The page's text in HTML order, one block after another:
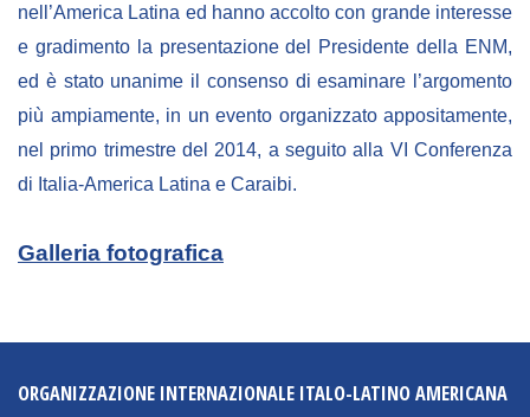
nell’America Latina ed hanno accolto con grande interesse
e gradimento la presentazione del Presidente della ENM,
ed è stato unanime il consenso di esaminare l’argomento
più ampiamente, in un evento organizzato appositamente,
nel primo trimestre del 2014, a seguito alla VI Conferenza
di Italia-America Latina e Caraibi.
Galleria fotografica
ORGANIZZAZIONE INTERNAZIONALE ITALO-LATINO AMERICANA